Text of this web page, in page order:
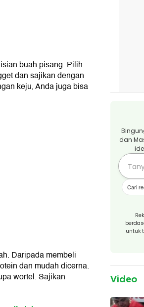
buah pisang. Pilih
dan sajikan dengan
keju, Anda juga bisa
Daripada membeli
dan mudah dicerna.
wortel. Sajikan
dan
Cari
untuk
Video